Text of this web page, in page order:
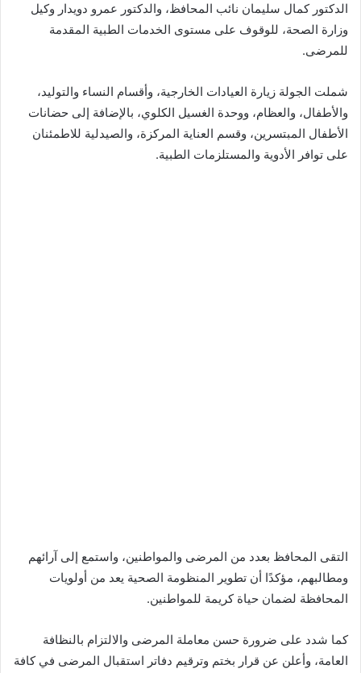
الدكتور كمال سليمان نائب المحافظ، والدكتور عمرو دويدار وكيل
وزارة الصحة، للوقوف على مستوى الخدمات الطبية المقدمة
للمرضى.
شملت الجولة زيارة العيادات الخارجية، وأقسام النساء والتوليد،
والأطفال، والعظام، ووحدة الغسيل الكلوي، بالإضافة إلى حضانات
الأطفال المبتسرين، وقسم العناية المركزة، والصيدلية للاطمئنان
على توافر الأدوية والمستلزمات الطبية.
التقى المحافظ بعدد من المرضى والمواطنين، واستمع إلى آرائهم
ومطالبهم، مؤكدًا أن تطوير المنظومة الصحية يعد من أولويات
المحافظة لضمان حياة كريمة للمواطنين.
كما شدد على ضرورة حسن معاملة المرضى والالتزام بالنظافة
العامة، وأعلن عن قرار بختم وترقيم دفاتر استقبال المرضى في كافة